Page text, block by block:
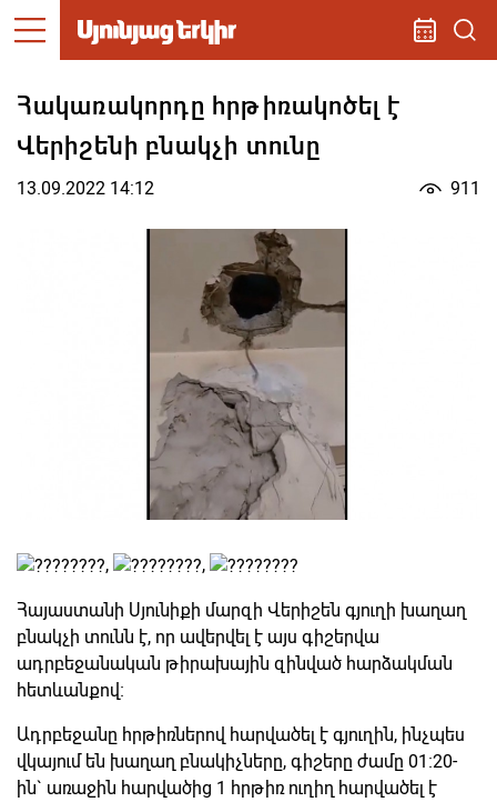
Հակառակորդը հրթիռակոծել է
Վերիշենի բնակչի տունը
13.09.2022 14:12 911
, ,
Հայաստանի Սյունիքի մարզի Վերիշեն գյուղի խաղաղ
բնակչի տունն է, որ ավերվել է այս գիշերվա
ադրբեջանական թիրախային զինված հարձակման
հետևանքով։
Ադրբեջանը հրթիռներով հարվածել է գյուղին, ինչպես
վկայում են խաղաղ բնակիչները, գիշերը ժամը 01։20-
ին` առաջին հարվածից 1 հրթիռ ուղիղ հարվածել է